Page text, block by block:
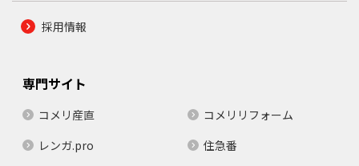
採用情報
専門サイト
コメリ産直
コメリリフォーム
レンガ.pro
住急番